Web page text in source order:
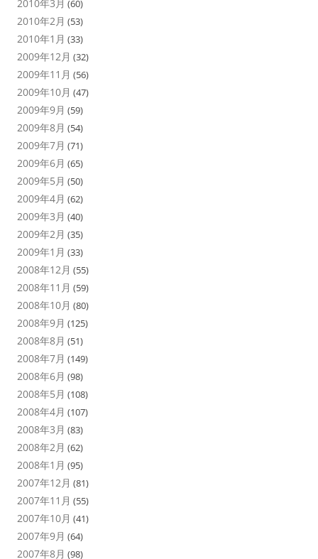
2010年3月 (60)
2010年2月 (53)
2010年1月 (33)
2009年12月 (32)
2009年11月 (56)
2009年10月 (47)
2009年9月 (59)
2009年8月 (54)
2009年7月 (71)
2009年6月 (65)
2009年5月 (50)
2009年4月 (62)
2009年3月 (40)
2009年2月 (35)
2009年1月 (33)
2008年12月 (55)
2008年11月 (59)
2008年10月 (80)
2008年9月 (125)
2008年8月 (51)
2008年7月 (149)
2008年6月 (98)
2008年5月 (108)
2008年4月 (107)
2008年3月 (83)
2008年2月 (62)
2008年1月 (95)
2007年12月 (81)
2007年11月 (55)
2007年10月 (41)
2007年9月 (64)
2007年8月 (98)